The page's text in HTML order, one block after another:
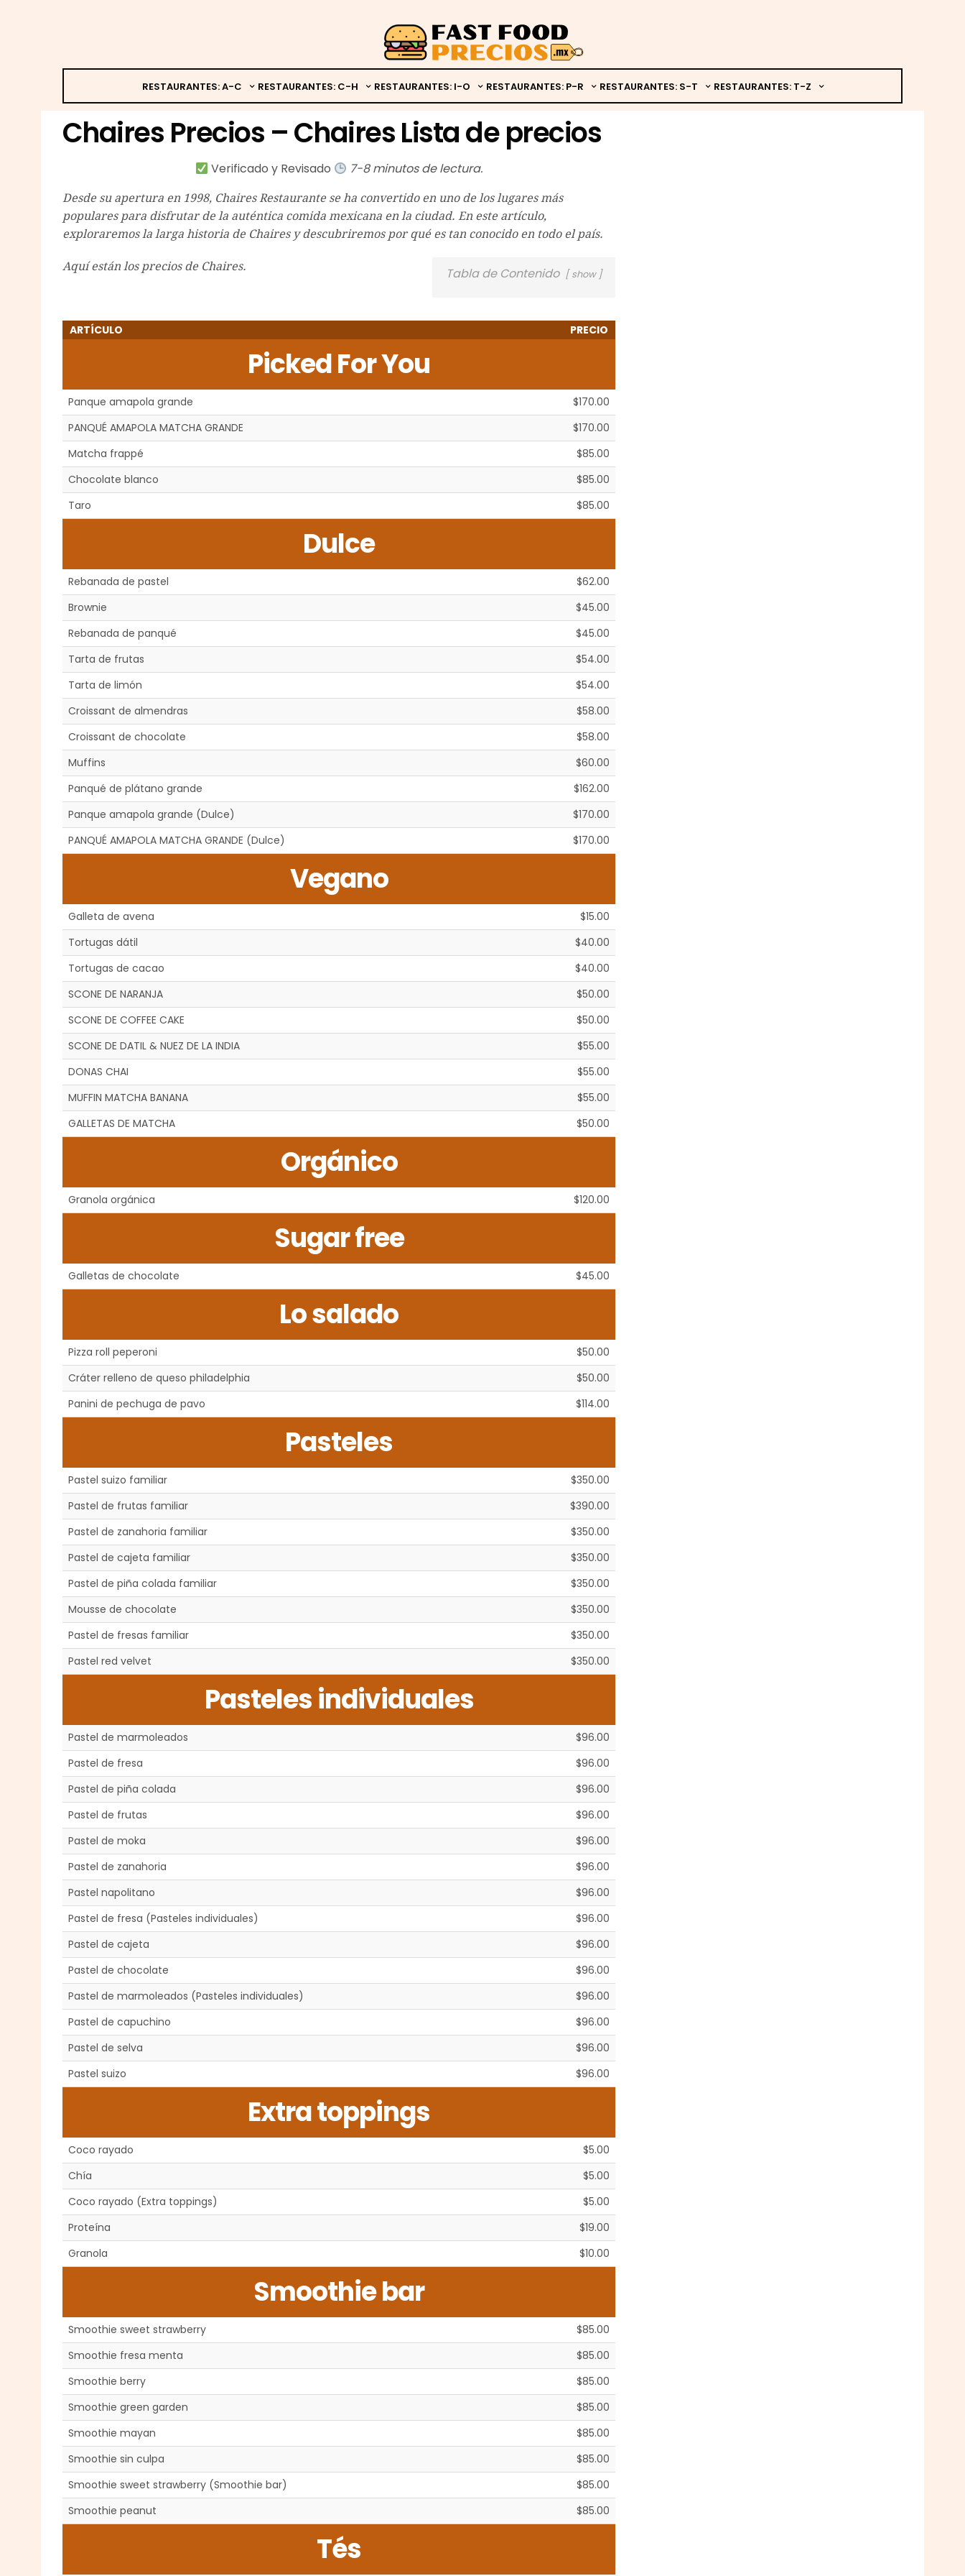
RESTAURANTES: A-C RESTAURANTES: C-H RESTAURANTES: I-O RESTAURANTES: P-R RESTAURANTES: S-T RESTAURANTES: T-Z
Chaires Precios – Chaires Lista de precios
Verificado y Revisado 7-8 minutos de lectura.
Desde su apertura en 1998, Chaires Restaurante se ha convertido en uno de los lugares más
populares para disfrutar de la auténtica comida mexicana en la ciudad. En este artículo,
exploraremos la larga historia de Chaires y descubriremos por qué es tan conocido en todo el país.
Tabla de Contenido show
Aquí están los precios de Chaires.
ARTÍCULO PRECIO
Picked For You
Panque amapola grande
$170.00
PANQUÉ AMAPOLA MATCHA GRANDE
$170.00
Matcha frappé
$85.00
Chocolate blanco
$85.00
Taro
$85.00
Dulce
Rebanada de pastel
$62.00
Brownie
$45.00
Rebanada de panqué
$45.00
Tarta de frutas
$54.00
Tarta de limón
$54.00
Croissant de almendras
$58.00
Croissant de chocolate
$58.00
Muffins
$60.00
Panqué de plátano grande
$162.00
Panque amapola grande (Dulce)
$170.00
PANQUÉ AMAPOLA MATCHA GRANDE (Dulce)
$170.00
Vegano
Galleta de avena
$15.00
Tortugas dátil
$40.00
Tortugas de cacao
$40.00
SCONE DE NARANJA
$50.00
SCONE DE COFFEE CAKE
$50.00
SCONE DE DATIL & NUEZ DE LA INDIA
$55.00
DONAS CHAI
$55.00
MUFFIN MATCHA BANANA
$55.00
GALLETAS DE MATCHA
$50.00
Orgánico
Granola orgánica $120.00
Sugar free
Galletas de chocolate $45.00
Lo salado
Pizza roll peperoni
$50.00
Cráter relleno de queso philadelphia
$50.00
Panini de pechuga de pavo
$114.00
Pasteles
Pastel suizo familiar
$350.00
Pastel de frutas familiar
$390.00
Pastel de zanahoria familiar
$350.00
Pastel de cajeta familiar
$350.00
Pastel de piña colada familiar
$350.00
Mousse de chocolate
$350.00
Pastel de fresas familiar
$350.00
Pastel red velvet
$350.00
Pasteles individuales
Pastel de marmoleados
$96.00
Pastel de fresa
$96.00
Pastel de piña colada
$96.00
Pastel de frutas
$96.00
Pastel de moka
$96.00
Pastel de zanahoria
$96.00
Pastel napolitano
$96.00
Pastel de fresa (Pasteles individuales)
$96.00
Pastel de cajeta
$96.00
Pastel de chocolate
$96.00
Pastel de marmoleados (Pasteles individuales)
$96.00
Pastel de capuchino
$96.00
Pastel de selva
$96.00
Pastel suizo
$96.00
Extra toppings
Coco rayado
$5.00
Chía
$5.00
Coco rayado (Extra toppings)
$5.00
Proteína
$19.00
Granola
$10.00
Smoothie bar
Smoothie sweet strawberry
$85.00
Smoothie fresa menta
$85.00
Smoothie berry
$85.00
Smoothie green garden
$85.00
Smoothie mayan
$85.00
Smoothie sin culpa
$85.00
Smoothie sweet strawberry (Smoothie bar)
$85.00
Smoothie peanut
$85.00
Tés